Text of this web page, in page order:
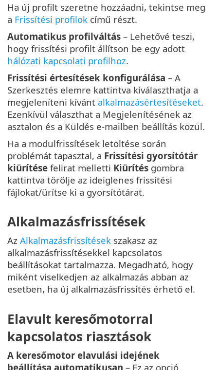
Ha új profilt szeretne hozzáadni, tekintse meg
a Frissítési profilok című részt.
Automatikus profilváltás – Lehetővé teszi,
hogy frissítési profilt állítson be egy adott
hálózati kapcsolati profilhoz.
Frissítési értesítések konfigurálása – A
Szerkesztés elemre kattintva kiválaszthatja a
megjeleníteni kívánt alkalmazásértesítéseket.
Ezenkívül választhat a Megjelenítésének az
asztalon és a Küldés e-mailben beállítás közül.
Ha a modulfrissítések letöltése során
problémát tapasztal, a Frissítési gyorsítótár
kiürítése felirat melletti Kiürítés gombra
kattintva törölje az ideiglenes frissítési
fájlokat/ürítse ki a gyorsítótárat.
Alkalmazásfrissítések
Az Alkalmazásfrissítések szakasz az
alkalmazásfrissítésekkel kapcsolatos
beállításokat tartalmazza. Megadható, hogy
miként viselkedjen az alkalmazás abban az
esetben, ha új alkalmazásfrissítés érhető el.
Elavult keresőmotorral
kapcsolatos riasztások
A keresőmotor elavulási idejének
beállítása automatikusan – Ez az opció